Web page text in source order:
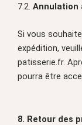
7.2. Annulation
Si vous
expédition,
patisserie.fr.
pourra être
8. Retour des